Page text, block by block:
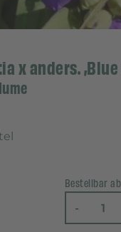
x anders. ‚Blue
Bestellbar
-